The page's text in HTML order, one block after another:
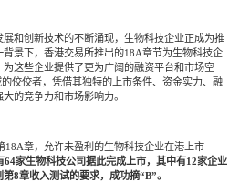
和创新技术的不断涌现，生物科技企业正成为推
景下，香港交易所推出的18A章节为生物科技企
这些企业提供了更为广阔的融资平台和市场空
佼佼者，凭借其独特的上市条件、资金实力、融
的竞争力和市场影响力。
18A章，允许未盈利的生物科技企业在港上市
64家生物科技公司据此完成上市，其中有12家企业
8章收入测试的要求，成功摘“B”。